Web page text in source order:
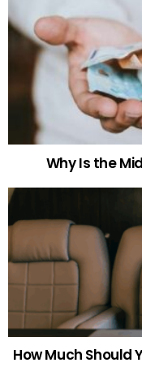
Why Is the
How Much Should